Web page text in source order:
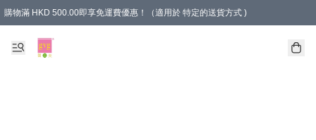
購物滿 HKD 500.00即享免運費優惠！（適用於 特定的送貨方式 )